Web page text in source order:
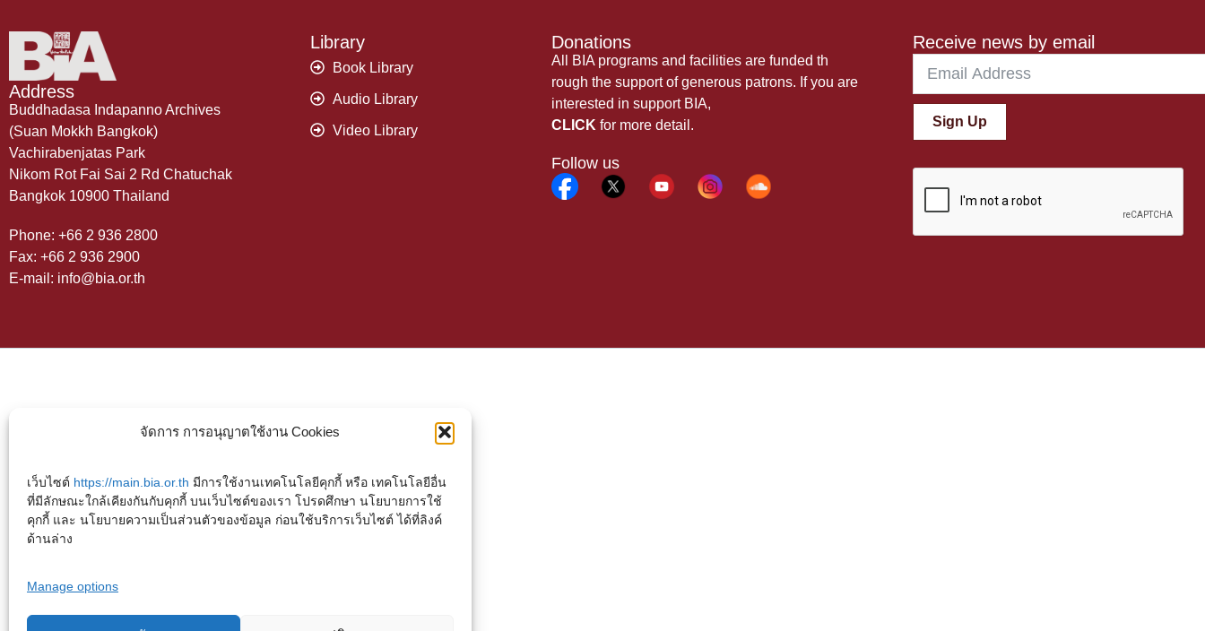
จัดการ การอนุญาตใช้งาน Cookies
เว็บไซต์ https://main.bia.or.th มีการใช้งานเทคโนโลยีคุกกี้ หรือ เทคโนโลยีอื่น
ที่มีลักษณะใกล้เคียงกันกับคุกกี้ บนเว็บไซต์ของเรา โปรดศึกษา นโยบายการใช้
คุกกี้ และ นโยบายความเป็นส่วนตัวของข้อมูล ก่อนใช้บริการเว็บไซต์ ได้ที่ลิงค์
ด้านล่าง
Manage options
Address
Buddhadasa Indapanno Archives
(Suan Mokkh Bangkok)
Vachirabenjatas Park
Nikom Rot Fai Sai 2 Rd Chatuchak
Bangkok 10900 Thailand
Phone: +66 2 936 2800
Fax: +66 2 936 2900
E-mail: info@bia.or.th
Library
Book Library
Audio Library
Video Library
Donations
All BIA programs and facilities are funded th
rough the support of generous patrons. If you are
interested in support BIA,
CLICK for more detail.
Follow us
Receive news by email
Sign Up